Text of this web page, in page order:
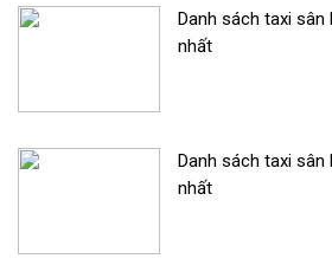
Danh sách taxi sân
nhất
Danh sách taxi sân
nhất